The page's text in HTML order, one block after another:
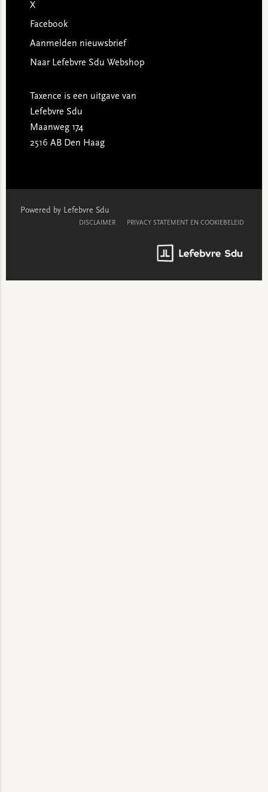
X
Facebook
Aanmelden nieuwsbrief
Naar Lefebvre Sdu Webshop
Taxence is een uitgave van
Lefebvre Sdu
Maanweg 174
2516 AB Den Haag
Powered by Lefebvre Sdu
DISCLAIMER PRIVACY STATEMENT EN COOKIEBELEID